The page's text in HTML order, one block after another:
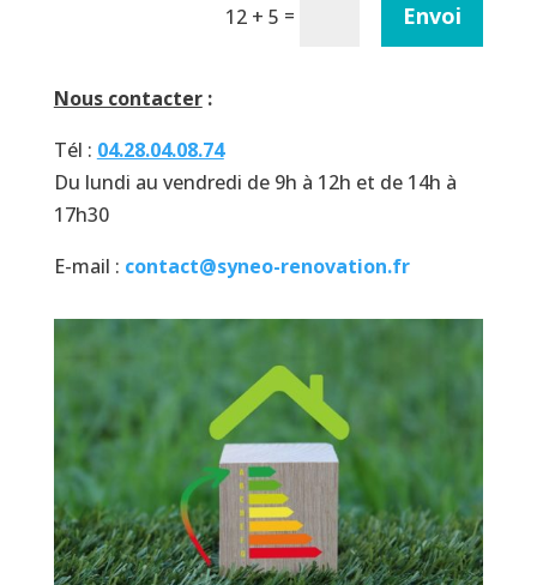
12 + 5 = Envoi
Nous contacter:
Tél : 04.28.04.08.74
Du lundi au vendredi de 9h à 12h et de 14h à
17h30
E-mail : contact@syneo-renovation.fr